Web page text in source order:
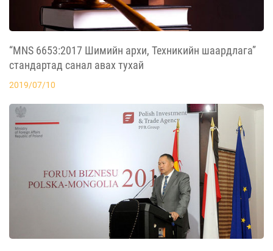
“MNS 6653:2017 Шимийн архи, Техникийн шаардлага”
стандартад санал авах тухай
2019/07/10